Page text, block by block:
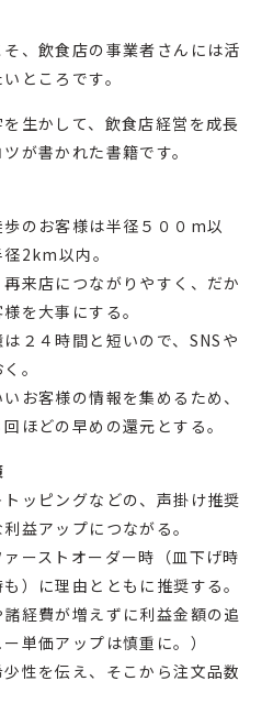
、飲食店の事業者さんには活
ところです。
生かして、飲食店経営を成長
が書かれた書籍です。
のお客様は半径５００m以
2km以内。
来店につながりやすく、だか
を大事にする。
２４時間と短いので、SNSや
。
お客様の情報を集めるため、
ほどの早めの還元とする。
ッピングなどの、声掛け推奨
益アップにつながる。
ーストオーダー時（皿下げ時
）に理由とともに推奨する。
経費が増えずに利益金額の追
単価アップは慎重に。）
性を伝え、そこから注文品数